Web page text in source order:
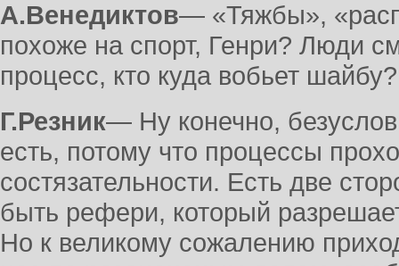
А.Венедиктов― «Тяжбы»,
похоже на спорт, Генри? Люди
процесс, кто куда вобьет шайбу?
Г.Резник― Ну конечно,
есть, потому что процессы
состязательности. Есть две
быть рефери, который
Но к великому сожалению